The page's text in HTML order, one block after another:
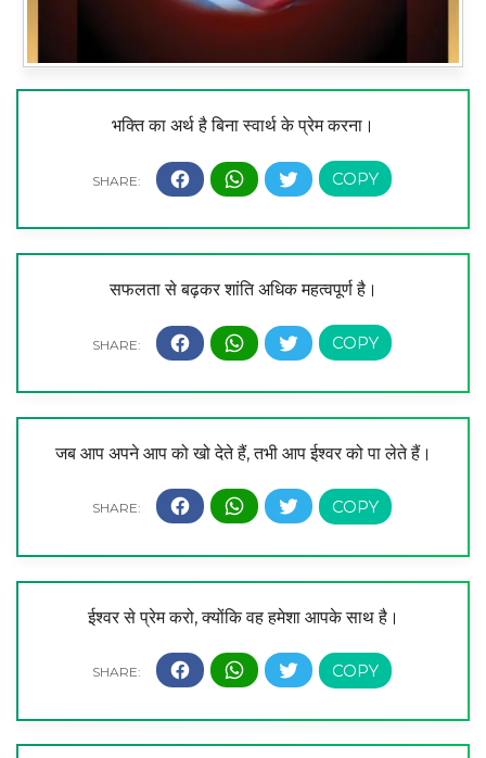
भक्ति का अर्थ है बिना स्वार्थ के प्रेम करना।
सफलता से बढ़कर शांति अधिक महत्वपूर्ण है।
जब आप अपने आप को खो देते हैं, तभी आप ईश्वर को पा लेते हैं।
ईश्वर से प्रेम करो, क्योंकि वह हमेशा आपके साथ है।